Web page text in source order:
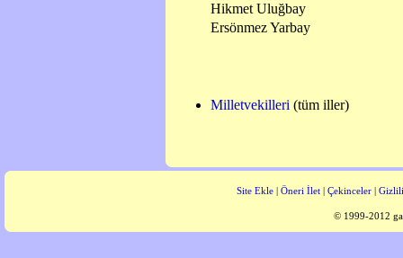
Hikmet Uluğbay
Ersönmez Yarbay
Milletvekilleri (tüm iller)
Site Ekle| Öneri İlet| Çekinceler|
© 1999-2012